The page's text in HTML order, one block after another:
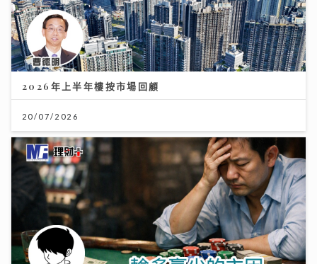
2026年上半年樓按市場回顧
20/07/2026